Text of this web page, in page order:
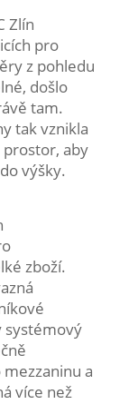
Zlín
pro
z pohledu
došlo
tam.
tak vznikla
prostor, aby
výšky.
zboží.
systémový
a
více než